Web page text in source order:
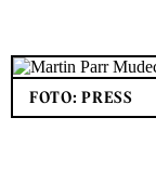
FOTO: PRESS